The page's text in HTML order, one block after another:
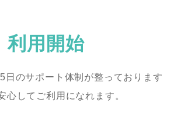
利用開始
日のサポート体制が整っております
心してご利用になれます。